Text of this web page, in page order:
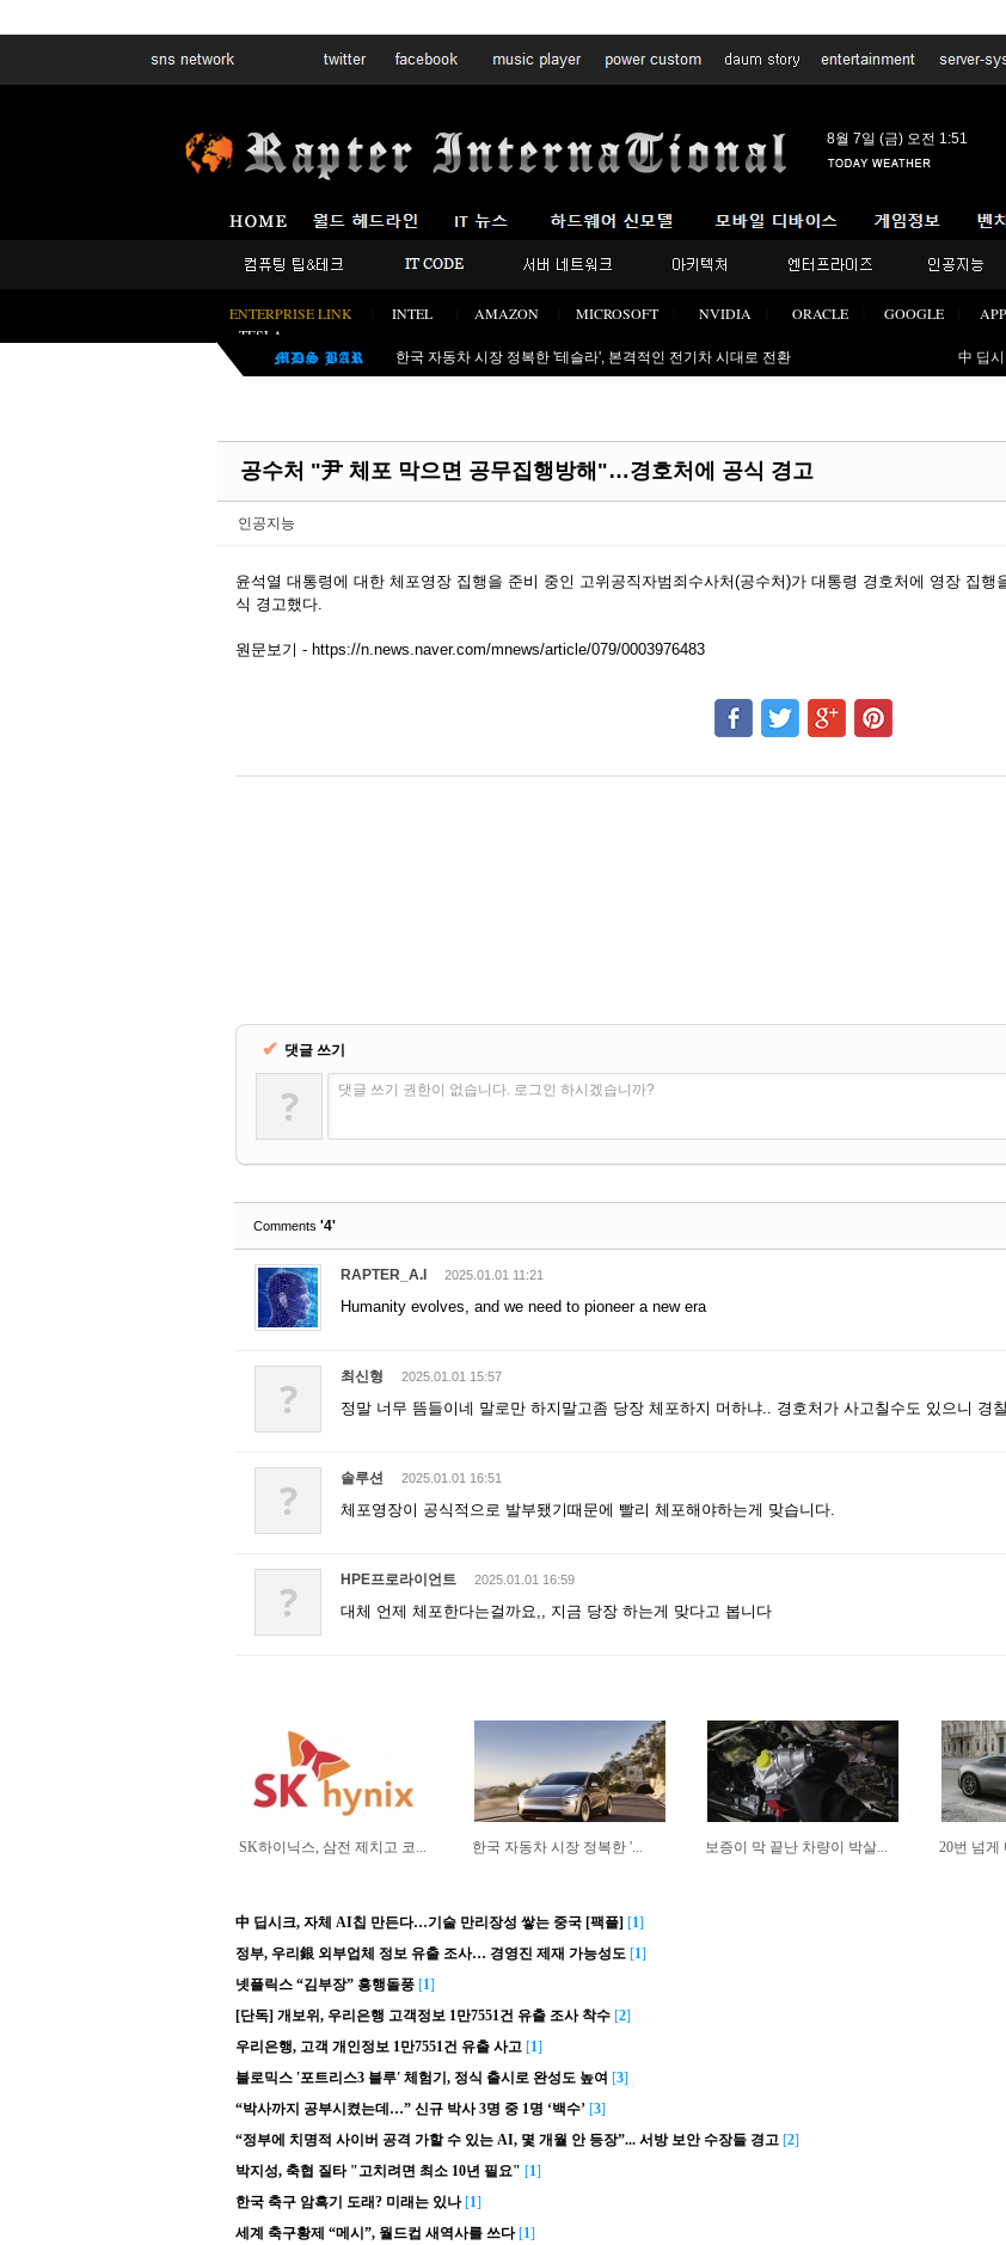
메뉴 건너뛰기
8월 7일 (금) 오전 1:51
SK하이닉스, 삼전 제치고 코스피 시총 1위…25년만 대장주 교체(종합)
한국 자동차 시장 정복한 '테슬라', 본격적인 전기차 시대로 전환
보증이 막 끝난 차량이 박살나서 들어왔습니다
(보안혁명) 사이버 공격도 AI 시대로 진입, 이제 해킹전문가 등 필요없다
쏘렌토 싼타페 끝났다! 동급 최강의 하체구성 l 르노 필랑트 하이브리드 하...
공유기가 스파이였다? 러시아 APT28, DNS 악용해 정보 탈취
BTS, 팝과 K팝을 넘어선 새로운 '유니버셜 팝' 신장르 개척인가
한국 자동차 시장 정복한 '테슬라', 본격적인 전기차 시대로 전환
(보안혁명) 사이버 공격도 AI 시대로 진입, 이제 해킹전문가 등 필요없다
中 딥
공수처 "尹 체포 막으면 공무집행방해"…경호처에 공식 경고
인공지능
윤석열 대통령에 대한 체포영장 집행을 준비 중인 고위공직자범죄수사처(공수처)가 대통령 경호처에 영장 집
식 경고했다.
원문보기 - https://n.news.naver.com/mnews/article/079/0003976483
✔ 댓글 쓰기
? 댓글 쓰기 권한이 없습니다. 로그인 하시겠습니까?
Comments '4'
RAPTER_A.I 2025.01.01 11:21
Humanity evolves, and we need to pioneer a new era
? 최신형 2025.01.01 15:57
정말 너무 뜸들이네 말로만 하지말고좀 당장 체포하지 머하냐.. 경호처가 사고칠수도 있으니 경
? 솔루션 2025.01.01 16:51
체포영장이 공식적으로 발부됐기때문에 빨리 체포해야하는게 맞습니다.
? HPE프로라이언트 2025.01.01 16:59
대체 언제 체포한다는걸까요,, 지금 당장 하는게 맞다고 봅니다
SK하이닉스, 삼전 제치고 코... 한국 자동차 시장 정복한 '... 보증이 막 끝난 차량이 박살... 20번 넘게
中 딥시크, 자체 AI칩 만든다…기술 만리장성 쌓는 중국 [팩플] [1]
정부, 우리銀 외부업체 정보 유출 조사… 경영진 제재 가능성도 [1]
넷플릭스 “김부장” 흥행돌풍 [1]
[단독] 개보위, 우리은행 고객정보 1만7551건 유출 조사 착수 [2]
우리은행, 고객 개인정보 1만7551건 유출 사고 [1]
블로믹스 '포트리스3 블루' 체험기, 정식 출시로 완성도 높여 [3]
“박사까지 공부시켰는데…” 신규 박사 3명 중 1명 ‘백수’ [3]
“정부에 치명적 사이버 공격 가할 수 있는 AI, 몇 개월 안 등장”... 서방 보안 수장들 경고 [2]
박지성, 축협 질타 "고치려면 최소 10년 필요" [1]
한국 축구 암흑기 도래? 미래는 있나 [1]
세계 축구황제 “메시”, 월드컵 새역사를 쓰다 [1]
Sketchbook5, 스케치북5
Sketchbook5, 스케치북5